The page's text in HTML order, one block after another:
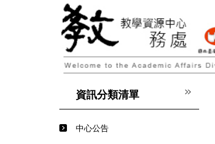
資訊分類清單
中心公告